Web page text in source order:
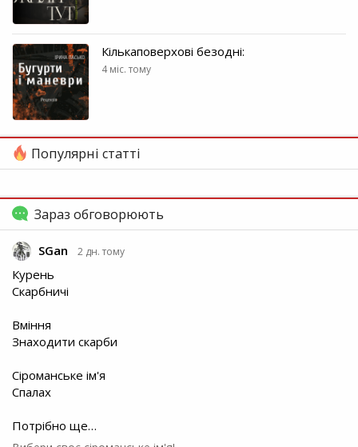
Кількаповерхові безодні:
4 міс. тому
Популярні статті
Зараз обговорюють
SGan 2 дн. тому
Курень
Скарбничі
Вміння
Знаходити скарби
Сіроманське ім'я
Спалах
Потрібно ще…